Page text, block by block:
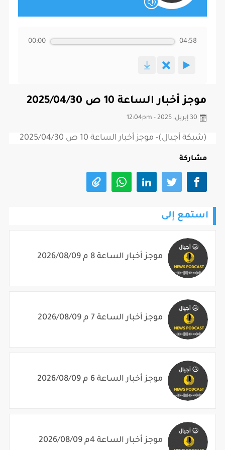
00:00 04:58
موجز أخبار الساعة 10 ص 2025/04/30
30 إبريل، 2025 - 12:04pm
(شبكة أجيال)- موجز أخبار الساعة 10 ص 2025/04/30
مشاركة
استمع إلى
موجز أخبار الساعة 8 م 2026/08/09
موجز أخبار الساعة 7 م 2026/08/09
موجز أخبار الساعة 6 م 2026/08/09
موجز أخبار الساعة 4م 2026/08/09